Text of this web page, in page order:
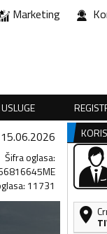
Marketing
15.06.2026
Šifra oglasa:
: 11731